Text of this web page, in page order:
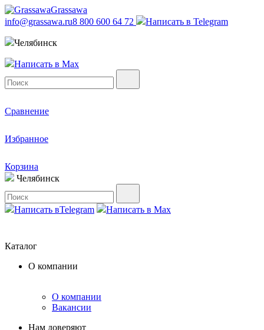
Grassawa
info@grassawa.ru8 800 600 64 72 Написать в Telegram
Челябинск
Написать в Max
Сравнение
Избранное
Корзина
Челябинск
Написать вTelegram Написать в Max
Каталог
О компании
О компании
Вакансии
Нам доверяют